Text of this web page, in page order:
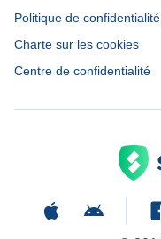
Politique de confidentialité
Charte sur les cookies
Centre de confidentialité